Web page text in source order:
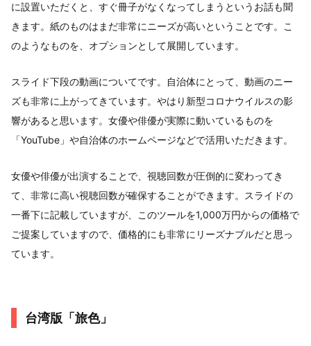
に設置いただくと、すぐ冊子がなくなってしまうというお話も聞
きます。紙のものはまだ非常にニーズが高いということです。こ
のようなものを、オプションとして展開しています。
スライド下段の動画についてです。自治体にとって、動画のニー
ズも非常に上がってきています。やはり新型コロナウイルスの影
響があると思います。女優や俳優が実際に動いているものを
「YouTube」や自治体のホームページなどで活用いただきます。
女優や俳優が出演することで、視聴回数が圧倒的に変わってき
て、非常に高い視聴回数が確保することができます。スライドの
一番下に記載していますが、このツールを1,000万円からの価格で
ご提案していますので、価格的にも非常にリーズナブルだと思っ
ています。
台湾版「旅色」